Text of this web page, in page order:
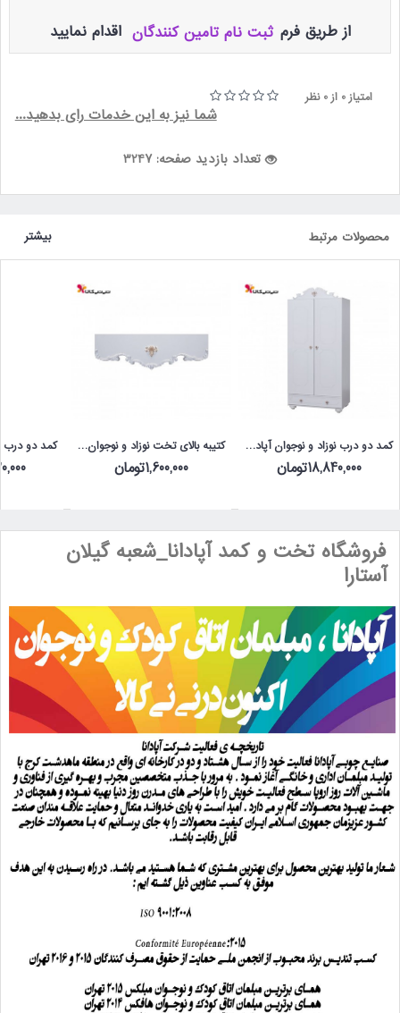
از طریق فرم ثبت نام تامین کنندگان اقدام نمایید
امتیاز 0 از 0 نظر
شما نیز به این خدمات رای بدهید...
تعداد بازدید صفحه:3247
محصولات مرتبط بیشتر
کمد دو درب نوزاد و نوجوان آپادانا مدل روژین
18,840,000تومان
کتیبه بالای تخت نوزاد و نوجوان آپادانا مدل روژین
1,600,000تومان
فروشگاه تخت و کمد آپادانا_شعبه گیلان
آستارا